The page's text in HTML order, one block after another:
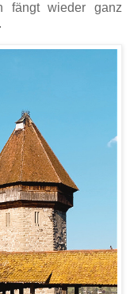
fängt wieder ganz